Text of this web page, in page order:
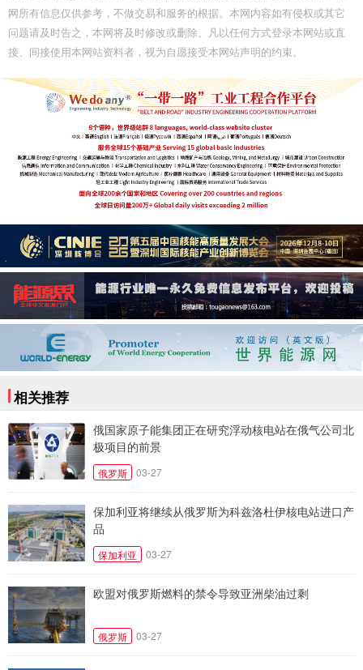
网所有信息仅供参考，不做交易和服务的根据。本网内容如有侵权或其它
问题请及时告之，本网将及时修改或删除。凡以任何方式登录本网站或直
接、间接使用本网站资料者，视为自愿接受本网站声明的约束。
相关推荐
俄国家原子能集团正在研究浮动核电站在俄气公司北
极项目的前景
俄罗斯 03-27
保加利亚将继续从俄罗斯为科兹洛杜伊核电站进口产
品
保加利亚 03-27
欧盟对俄罗斯燃料的禁令导致亚洲柴油过剩
俄罗斯 03-27